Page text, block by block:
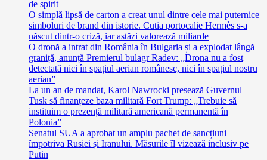
de spirit
O simplă lipsă de carton a creat unul dintre cele mai puternice
simboluri de brand din istorie. Cutia portocalie Hermès s-a
născut dintr-o criză, iar astăzi valorează miliarde
O dronă a intrat din România în Bulgaria și a explodat lângă
graniță, anunță Premierul bulagr Radev: „Drona nu a fost
detectată nici în spațiul aerian românesc, nici în spațiul nostru
aerian”
La un an de mandat, Karol Nawrocki presează Guvernul
Tusk să finanțeze baza militară Fort Trump: „Trebuie să
instituim o prezență militară americană permanentă în
Polonia”
Senatul SUA a aprobat un amplu pachet de sancțiuni
împotriva Rusiei și Iranului. Măsurile îl vizează inclusiv pe
Putin